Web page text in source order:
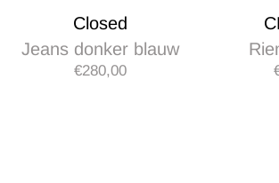
Closed
Jeans donker blauw
€280,00